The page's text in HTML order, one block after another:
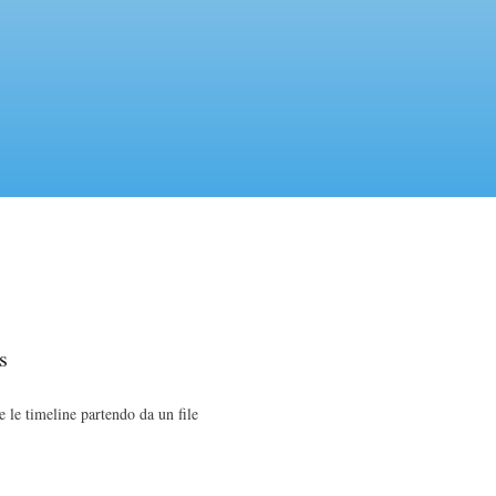
le timeline partendo da un file